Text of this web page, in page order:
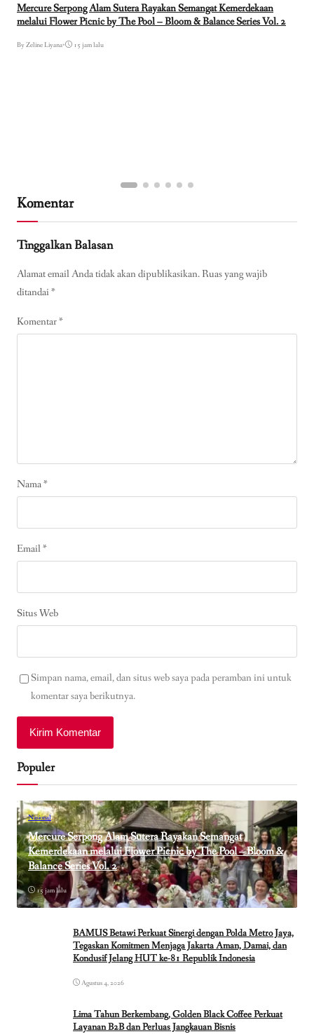
Mercure Serpong Alam Sutera Rayakan Semangat Kemerdekaan
melalui Flower Picnic by The Pool – Bloom & Balance Series Vol. 2
By Zeline Liyana• 15 jam lalu
Komentar
Tinggalkan Balasan
Alamat email Anda tidak akan dipublikasikan.Ruas yang wajib
ditandai*
Komentar*
Nama*
Email*
Situs Web
Simpan nama, email, dan situs web saya pada peramban ini untuk
komentar saya berikutnya.
Populer
Nasional
Mercure Serpong Alam Sutera Rayakan Semangat
Kemerdekaan melalui Flower Picnic by The Pool – Bloom &
Balance Series Vol. 2
15 jam lalu
BAMUS Betawi Perkuat Sinergi dengan Polda Metro Jaya,
Tegaskan Komitmen Menjaga Jakarta Aman, Damai, dan
Kondusif Jelang HUT ke-81 Republik Indonesia
Agustus 4, 2026
Lima Tahun Berkembang, Golden Black Coffee Perkuat
Layanan B2B dan Perluas Jangkauan Bisnis